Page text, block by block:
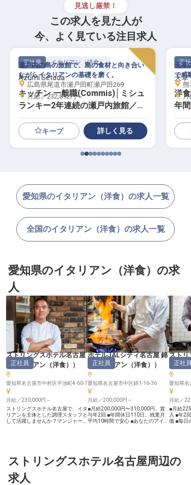
見逃し厳禁！
この求人を見た人が
今、よく見ている注目求人
正社員 イタリアン（洋食）
Azumi Setoda
キッチン 一般職(Commis)│ミシュ
ランキー2年連続の瀬戸内旅館／寮
あり・転勤なし
瀬戸内の島の旅館で、島の食材と向き合い
ながらイタリアンの基礎を磨く。
広島県尾道市瀬戸田町瀬戸田269
月給／232,892円～
キープ 詳しく見る
正社
天草
洋
年
天草
で感
月
愛知県のイタリアン（洋食）の求人一覧
全国のイタリアン（洋食）の求人一覧
愛知県のイタリアン（洋食）の求
人
ストリングスホテル名古屋
（イタリアン（洋食） ）
正社員
愛知県名古屋市中村区平池町4-60-7
月給／230,000円～
ストリングスホテル名古屋で、イタ
リアンを主体とした調理スタッフと
して活躍しませんか？マンジャーレ
揮できる環境です。実務経験を活か
し、さらなるキャリアアップを目指
※2025年04月17日時点の情報です
ホテルJALシティ名古屋 錦
（イタリアン（洋食） ）
正社員
愛知県名古屋市中区錦1-16-36
月給／200,000円～
■月給200,000円〜310,000円、賞
与年2回 ■年間休日110日、残業月
平均10時間で安心 ■あなたのアイデ
い出を彩るお料理を提供しません
か。 直営レストラン
ストリ
（イタ
正社員
愛知県名
月給／
■月給
入 ■年2
価 ■毎日
たお料
食材を活
ストリングスホテル名古屋周辺の
求人